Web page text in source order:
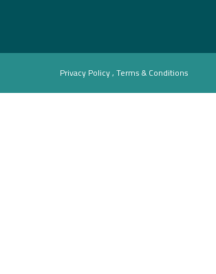
Privacy Policy , Terms & Conditions